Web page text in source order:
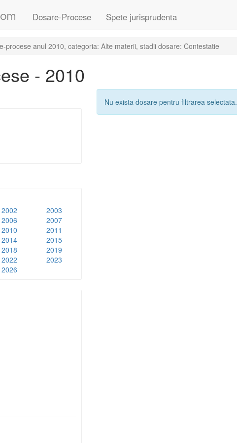
Dosare-Procese Spete jurisprudenta
procese anul 2010, categoria: Alte materii, stadii dosare: Contestatie
- 2010
2002
2003
2006
2007
2010
2011
2014
2015
2018
2019
2022
2023
2026
Nu exista dosare pentru filtrarea selectata.